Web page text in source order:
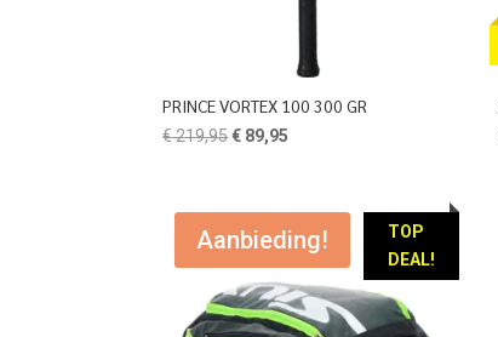
PRINCE VORTEX 100 300 GR
€219,95Oorspronkelijke
€ 219,95.
€ 89,95
€ 89,95.
TOP
DEAL!
Aanbieding!